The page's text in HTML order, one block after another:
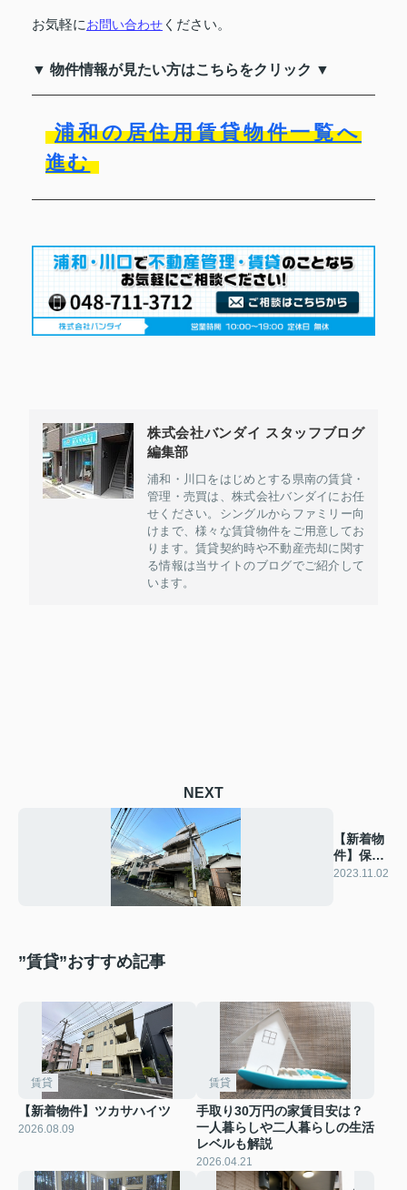
お気軽にお問い合わせ ください。
▼ 物件情報が見たい方はこちらをクリック ▼
浦和の居住用賃貸物件一覧へ
進む
株式会社バンダイ スタッフブログ
編集部
浦和・川口をはじめとする県南の賃貸・
管理・売買は、株式会社バンダイにお任
せください。シングルからファミリー向
けまで、様々な賃貸物件をご用意してお
ります。賃貸契約時や不動産売却に関す
る情報は当サイトのブログでご紹介して
います。
NEXT
【新着物
件】保阪
ビル
2023.11.02
”賃貸”おすすめ記事
賃貸
【新着物件】ツカサハイツ
2026.08.09
賃貸
手取り30万円の家賃目安は？
一人暮らしや二人暮らしの生活
レベルも解説
2026.04.21